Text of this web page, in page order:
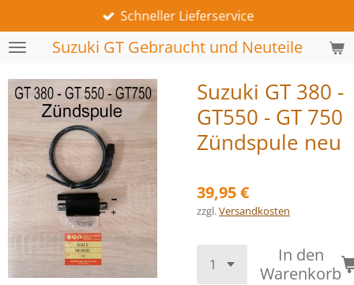
Hauptinhalt
springenSuzuki GT Gebraucht und Neuteile
Schneller Lieferservice
Suzuki GT 380 -
GT550 - GT 750
Zündspule neu
39,95 €
zzgl.Versandkosten
In den
Warenkorb